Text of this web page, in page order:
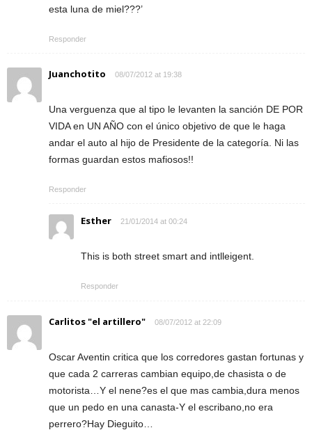
esta luna de miel???’
Responder
Juanchotito 08/07/2012 at 19:38
Una verguenza que al tipo le levanten la sanción DE POR
VIDA en UN AÑO con el único objetivo de que le haga
andar el auto al hijo de Presidente de la categoría. Ni las
formas guardan estos mafiosos!!
Responder
Esther 21/01/2014 at 00:24
This is both street smart and intlleigent.
Responder
Carlitos "el artillero" 08/07/2012 at 22:09
Oscar Aventin critica que los corredores gastan fortunas y
que cada 2 carreras cambian equipo,de chasista o de
motorista…Y el nene?es el que mas cambia,dura menos
que un pedo en una canasta-Y el escribano,no era
perrero?Hay Dieguito…